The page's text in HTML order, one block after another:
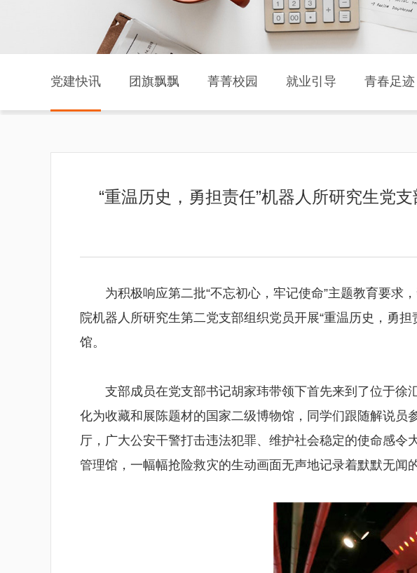
党建快讯 团旗飘飘 菁菁校园 就业引导 青春足迹
“重温历史，勇担责任”机器人所研究生党
为积极响应第二批“不忘初心，牢记使命”主题教育要求
院机器人所研究生第二党支部组织党员开展“重温历史，勇
馆。
支部成员在党支部书记胡家玮带领下首先来到了位于
化为收藏和展陈题材的国家二级博物馆，同学们跟随解说
厅，广大公安干警打击违法犯罪、维护社会稳定的使命感
管理馆，一幅幅抢险救灾的生动画面无声地记录着默默无闻